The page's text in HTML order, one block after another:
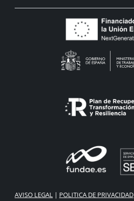
AVISO LEGAL | POLITICA DE PRIVACIDAD